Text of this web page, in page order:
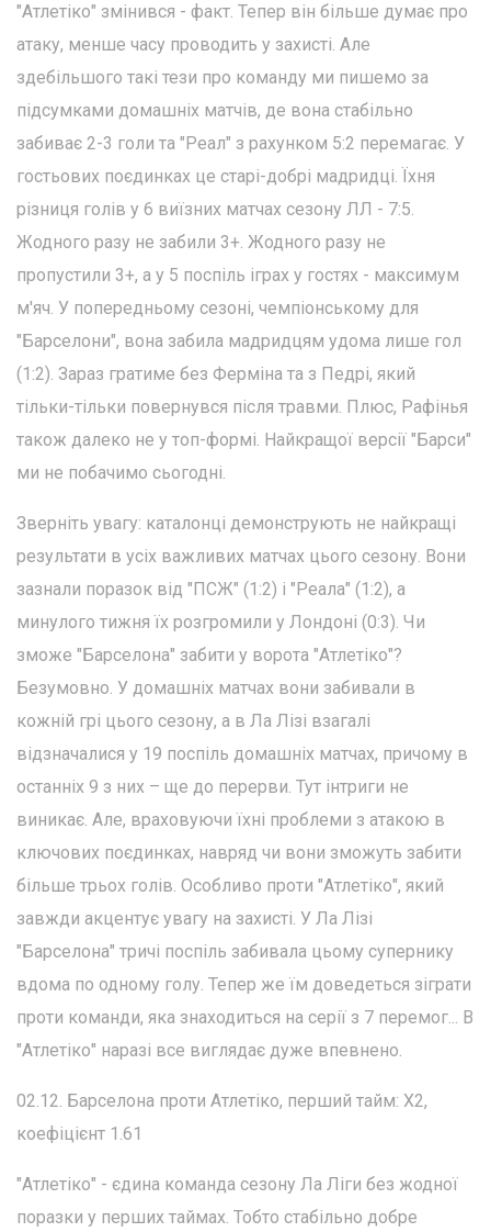
"Атлетіко" змінився - факт. Тепер він більше думає про
атаку, менше часу проводить у захисті. Але
здебільшого такі тези про команду ми пишемо за
підсумками домашніх матчів, де вона стабільно
забиває 2-3 голи та "Реал" з рахунком 5:2 перемагає. У
гостьових поєдинках це старі-добрі мадридці. Їхня
різниця голів у 6 виїзних матчах сезону ЛЛ - 7:5.
Жодного разу не забили 3+. Жодного разу не
пропустили 3+, а у 5 поспіль іграх у гостях - максимум
м'яч. У попередньому сезоні, чемпіонському для
"Барселони", вона забила мадридцям удома лише гол
(1:2). Зараз гратиме без Ферміна та з Педрі, який
тільки-тільки повернувся після травми. Плюс, Рафінья
також далеко не у топ-формі. Найкращої версії "Барси"
ми не побачимо сьогодні.
Зверніть увагу: каталонці демонструють не найкращі
результати в усіх важливих матчах цього сезону. Вони
зазнали поразок від "ПСЖ" (1:2) і "Реала" (1:2), а
минулого тижня їх розгромили у Лондоні (0:3). Чи
зможе "Барселона" забити у ворота "Атлетіко"?
Безумовно. У домашніх матчах вони забивали в
кожній грі цього сезону, а в Ла Лізі взагалі
відзначалися у 19 поспіль домашніх матчах, причому в
останніх 9 з них – ще до перерви. Тут інтриги не
виникає. Але, враховуючи їхні проблеми з атакою в
ключових поєдинках, навряд чи вони зможуть забити
більше трьох голів. Особливо проти "Атлетіко", який
завжди акцентує увагу на захисті. У Ла Лізі
"Барселона" тричі поспіль забивала цьому супернику
вдома по одному голу. Тепер же їм доведеться зіграти
проти команди, яка знаходиться на серії з 7 перемог... В
"Атлетіко" наразі все виглядає дуже впевнено.
02.12. Барселона проти Атлетіко, перший тайм: Х2,
коефіцієнт 1.61
"Атлетіко" - єдина команда сезону Ла Ліги без жодної
поразки у перших таймах. Тобто стабільно добре